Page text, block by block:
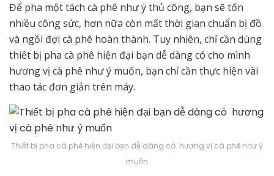
Để pha một tách cà phê như ý thủ công, bạn sẽ tốn
nhiều công sức, hơn nữa còn mất thời gian chuẩn bị đồ
và ngồi đợi cà phê hoàn thành. Tuy nhiên, chỉ cần dùng
thiết bị pha cà phê hiện đại bạn dễ dàng có cho mình
hương vị cà phê như ý muốn, bạn chỉ cần thực hiện vài
thao tác đơn giản trên máy.
Thiết bị pha cà phê hiện đại bạn dễ dàng có hương vị cà phê như ý
muốn